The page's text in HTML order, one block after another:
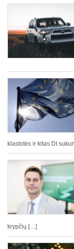
klastotės ir kitas DI
krypčių […]